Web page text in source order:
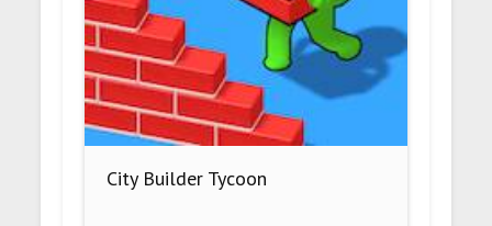
City Builder Tycoon